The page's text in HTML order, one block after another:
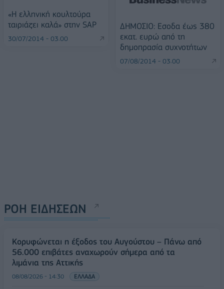
«Η ελληνική κουλτούρα
ταιριάζει καλά» στην SAP
30/07/2014 - 03:00
ΔΗΜΟΣΙΟ: Εσοδα έως 380
εκατ. ευρώ από τη
δημοπρασία συχνοτήτων
07/08/2014 - 03:00
ΡΟΗ ΕΙΔΗΣΕΩΝ
Κορυφώνεται η έξοδος του Αυγούστου – Πάνω από
56.000 επιβάτες αναχωρούν σήμερα από τα
λιμάνια της Αττικής
08/08/2026 - 14:30 ΕΛΛΑΔΑ